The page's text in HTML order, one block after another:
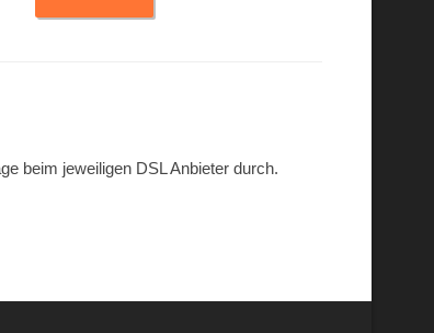
beim jeweiligen DSL Anbieter durch.